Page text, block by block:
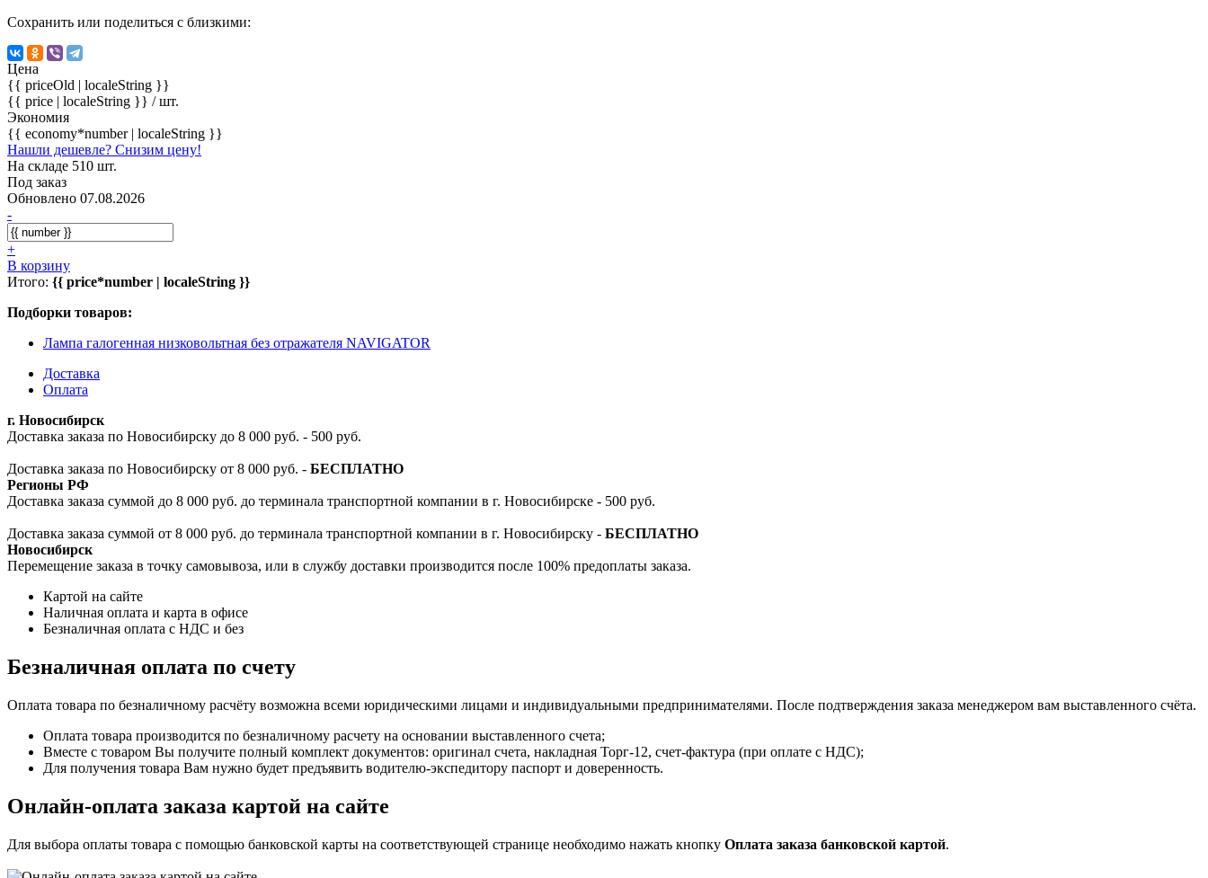
Сохранить или поделиться с близкими:
Цена
{{ priceOld | localeString }}
{{ price | localeString }} / шт.
Экономия
{{ economy*number | localeString }}
Нашли дешевле? Снизим цену!
На складе 510 шт.
Под заказ
Обновлено 07.08.2026
-
+
В корзину
Итого: {{ price*number | localeString }}
Подборки товаров:
Лампа галогенная низковольтная без отражателя NAVIGATOR
Доставка
Оплата
г. Новосибирск
Доставка заказа по Новосибирску до 8 000 руб. - 500 руб.
Доставка заказа по Новосибирску от 8 000 руб. - БЕСПЛАТНО
Регионы РФ
Доставка заказа суммой до 8 000 руб. до терминала транспортной компании в г. Новосибирске - 500 руб.
Доставка заказа суммой от 8 000 руб. до терминала транспортной компании в г. Новосибирску - БЕСПЛАТНО
Новосибирск
Перемещение заказа в точку самовывоза, или в службу доставки производится после 100% предоплаты заказа.
Картой на сайте
Наличная оплата и карта в офисе
Безналичная оплата с НДС и без
Безналичная оплата по счету
Оплата товара по безналичному расчёту возможна всеми юридическими лицами и индивидуальными предпринимателями. После подтверждения заказа менеджером вам выставленного счёта.
Оплата товара производится по безналичному расчету на основании выставленного счета;
Вместе с товаром Вы получите полный комплект документов: оригинал счета, накладная Торг-12, счет-фактура (при оплате с НДС);
Для получения товара Вам нужно будет предъявить водителю-экспедитору паспорт и доверенность.
Онлайн-оплата заказа картой на сайте
Для выбора оплаты товара с помощью банковской карты на соответствующей странице необходимо нажать кнопку Оплата заказа банковской картой.